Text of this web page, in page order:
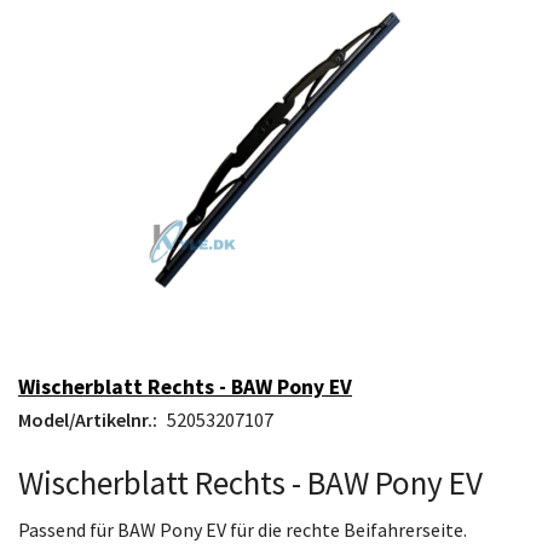
Wischerblatt Rechts - BAW Pony EV
Model/Artikelnr.: 52053207107
Wischerblatt Rechts - BAW Pony EV
Passend für BAW Pony EV für die rechte Beifahrerseite.